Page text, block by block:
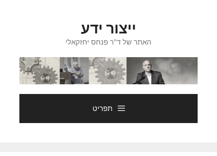
ייצור ידע
האתר של ד"ר פנחס יחזקאלי
תפריט